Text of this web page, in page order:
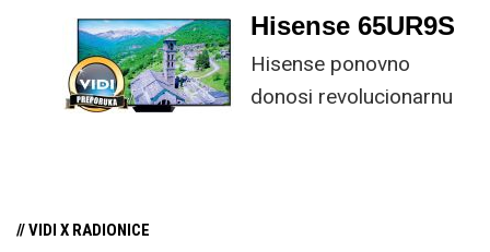
kombinaciju tipkovnice i miša s naprednim
funkcijama.
Hisense 65UR9S
Hisense ponovno
donosi revolucionarnu
// VIDI X RADIONICE